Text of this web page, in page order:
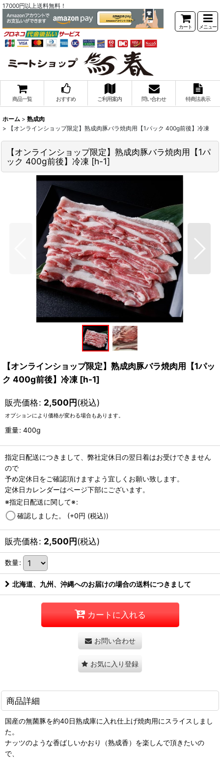
17000円以上送料無料！
カート メニュー
商品一覧 おすすめ ご利用案内 問い合わせ 特商法表示
ホーム > 熟成肉
>
【オンラインショップ限定】熟成肉豚バラ焼肉用【1パック 400g前後】冷凍
【オンラインショップ限定】熟成肉豚バラ焼肉用【1パ
ック 400g前後】冷凍 [h-1]
【オンラインショップ限定】熟成肉豚バラ焼肉用【1パッ
ク 400g前後】冷凍 [h-1]
販売価格: 2,500円(税込)
オプションにより価格が変わる場合もあります。
重量: 400g
指定日配送につきまして、弊社定休日の翌日着はお受けできません
ので
予め定休日をご確認頂けますよう宜しくお願い致します。
定休日カレンダーはページ下部にございます。
※指定日配送に関して※:
確認しました。 (+0円 (税込))
販売価格: 2,500円(税込)
数量:
北海道、九州、沖縄へのお届けの場合の送料につきまして
カートに入れる
お問い合わせ
お気に入り登録
商品詳細
国産の無菌豚を約40日熟成庫に入れ仕上げ焼肉用にスライスしまし
た。
ナッツのような香ばしいかおり（熟成香）を楽しんで頂きたいの
で、